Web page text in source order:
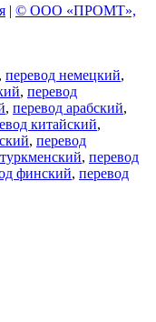
| © ООО «ПРОМТ»,
, перевод немецкий,
, перевод
, перевод арабский,
китайский,
, перевод
, перевод
финский, перевод